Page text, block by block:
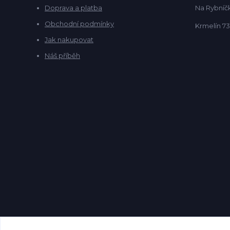
Doprava a platba
Obchodní podmínky
Jak nakupovat
Náš příběh
Na
Krmelín